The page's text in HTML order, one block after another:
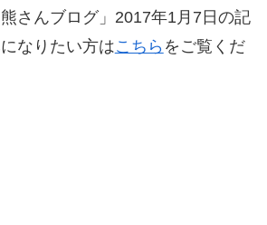
さんブログ」2017年1月7日の記
なりたい方はこちら をご覧くだ